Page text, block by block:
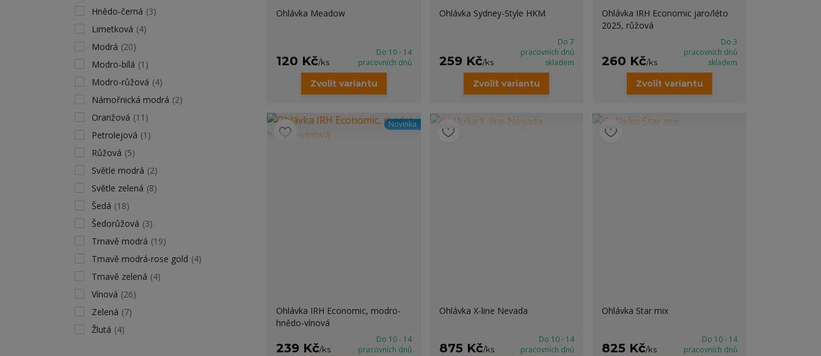
Ohlávka Meadow
120 Kč/ks
Do 10 - 14
pracovních dnů
Zvolit variantu
Ohlávka Sydney-Style HKM
259 Kč/ks
Do 7
pracovních dnů
skladem
Zvolit variantu
Ohlávka IRH Economic jaro/léto
2025, růžová
260 Kč/ks
Do 3
pracovních dnů
skladem
Zvolit variantu
Novinka
Ohlávka IRH Economic, modro-
hnědo-vínová
239 Kč/ks
Do 10 - 14
pracovních dnů
Ohlávka X-line Nevada
875 Kč/ks
Do 10 - 14
pracovních dnů
Ohlávka Star mix
825 Kč/ks
Do 10 - 14
pracovních dnů
Hnědo-černá (3)
Limetková (4)
Modrá (20)
Modro-bílá (1)
Modro-růžová (4)
Námořnická modrá (2)
Oranžová (11)
Petrolejová (1)
Růžová (5)
Světle modrá (2)
Světle zelená (8)
Šedá (18)
Šedorůžová (3)
Tmavě modrá (19)
Tmavě modrá-rose gold (4)
Tmavě zelená (4)
Vínová (26)
Zelená (7)
Žlutá (4)